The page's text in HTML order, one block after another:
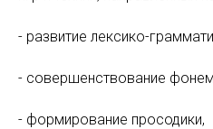
- развитие лексико-
- совершенствование
- формирование просодики,